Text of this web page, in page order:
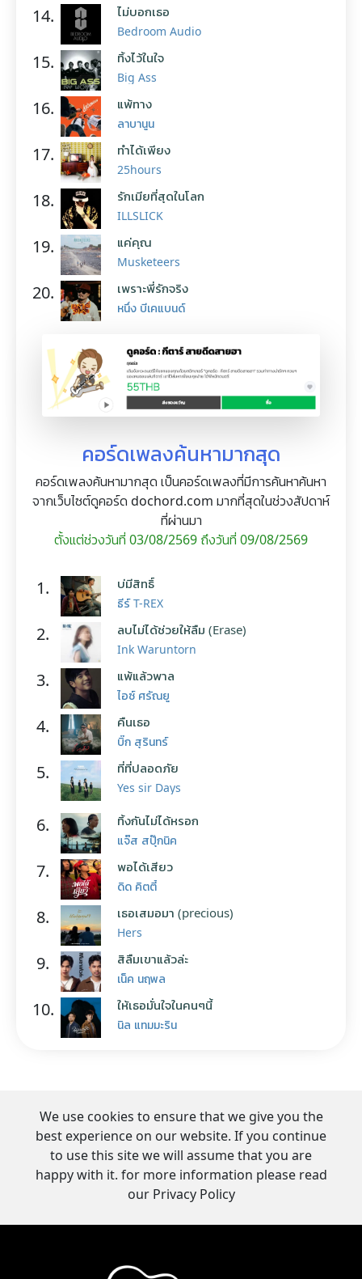
14. ไม่บอกเธอ
Bedroom Audio
15. ทิ้งไว้ในใจ
Big Ass
16. แพ้ทาง
ลาบานูน
17. ทำได้เพียง
25hours
18. รักเมียที่สุดในโลก
ILLSLICK
19. แค่คุณ
Musketeers
20. เพราะพี่รักจริง
หนึ่ง บีเคแบนด์
คอร์ดเพลงค้นหามากสุด
คอร์ดเพลงค้นหามากสุด เป็นคอร์ดเพลงที่มีการค้นหาค้นหา
จากเว็บไซต์ดูคอร์ด dochord.com มากที่สุดในช่วงสัปดาห์
ที่ผ่านมา
ตั้งแต่ช่วงวันที่ 03/08/2569 ถึงวันที่ 09/08/2569
1. บ่มีสิทธิ์
ธีร์ T-REX
2. ลบไม่ได้ช่วยให้ลืม (Erase)
Ink Waruntorn
3. แพ้แล้วพาล
ไอซ์ ศรัณยู
4. คืนเธอ
บิ๊ก สุรินทร์
5. ที่ที่ปลอดภัย
Yes sir Days
6. ทิ้งกันไม่ได้หรอก
แจ๊ส สปุ๊กนิค
7. พอได้เสียว
ดิด คิตตี้
8. เธอเสมอมา (precious)
Hers
9. สิลืมเขาแล้วล่ะ
เน็ค นฤพล
10. ให้เธอมั่นใจในคนๆนี้
นิล แทมมะริน
We use cookies to ensure that we give you the
best experience on our website. If you continue
to use this site we will assume that you are
happy with it. for more information please read
our Privacy Policy